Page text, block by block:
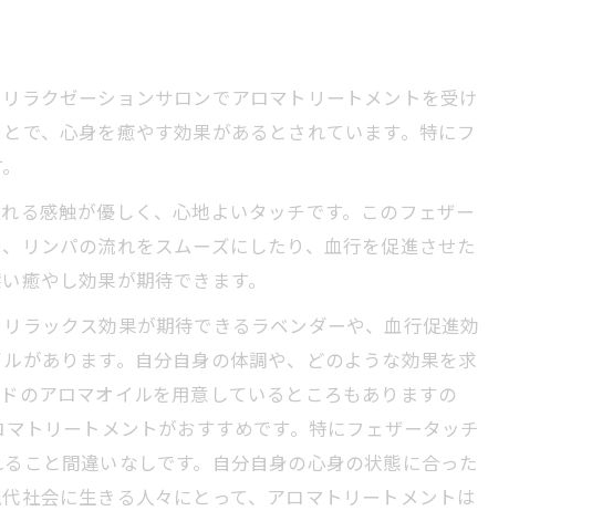
ラクゼーションサロンでアロマトリートメントを受け
で、心身を癒やす効果があるとされています。特にフ
感触が優しく、心地よいタッチです。このフェザー
リンパの流れをスムーズにしたり、血行を促進させた
癒やし効果が期待できます。
ックス効果が期待できるラベンダーや、血行促進効
があります。自分自身の体調や、どのような効果を求
のアロマオイルを用意しているところもありますの
トリートメントがおすすめです。特にフェザータッチ
こと間違いなしです。自分自身の心身の状態に合った
社会に生きる人々にとって、アロマトリートメントは